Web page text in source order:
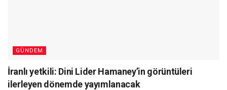
GÜNDEM
İranlı yetkili: Dini Lider Hamaney’in görüntüleri
ilerleyen dönemde yayımlanacak